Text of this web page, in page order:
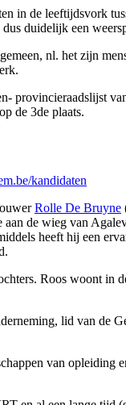
in de leeftijdsvork
duidelijk een
nl. het zijn
provincieraadslijst
de 3de plaats.
kandidaten
Rolle De Bruyne
de wieg van
heeft hij een
Roos woont
lid van de
van opleiding